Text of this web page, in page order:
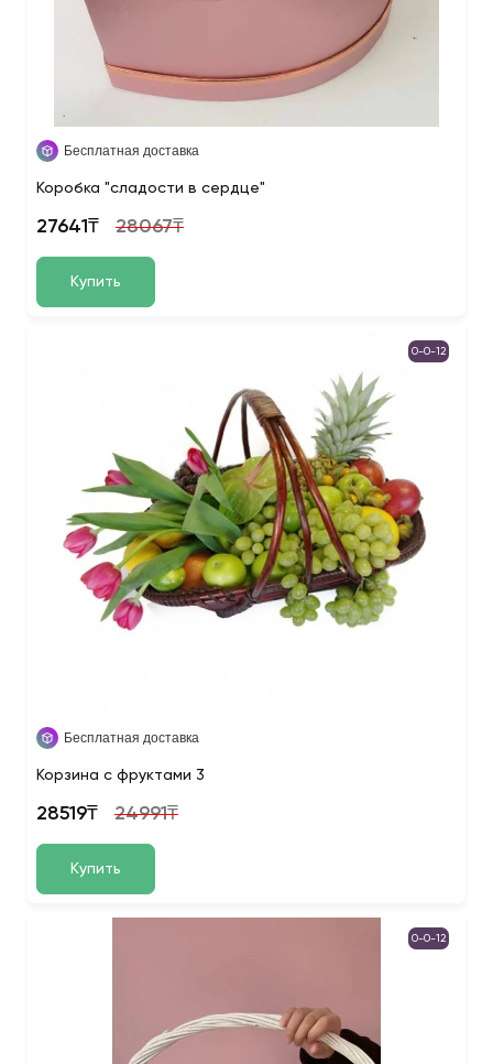
Бесплатная доставка
Коробка "сладости в сердце"
27641₸ 28067₸
Купить
0-0-12
Бесплатная доставка
Корзина с фруктами 3
28519₸ 24991₸
Купить
0-0-12